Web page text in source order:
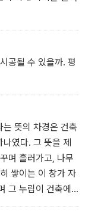
공될 수 있을까. 평
뜻의 차경은 건축
였다. 그 뜻을 제
며 흘러가고, 나무
쌓이는 이 창가 자
그 누림이 건축에